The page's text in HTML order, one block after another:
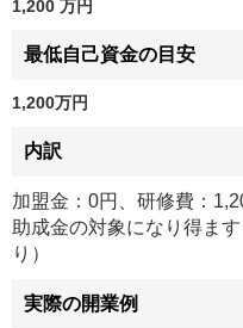
1,200 万円
最低自己資金の目安
1,200万円
内訳
加盟金：0円、研修費：
助成金の対象になり得ま
り）
実際の開業例